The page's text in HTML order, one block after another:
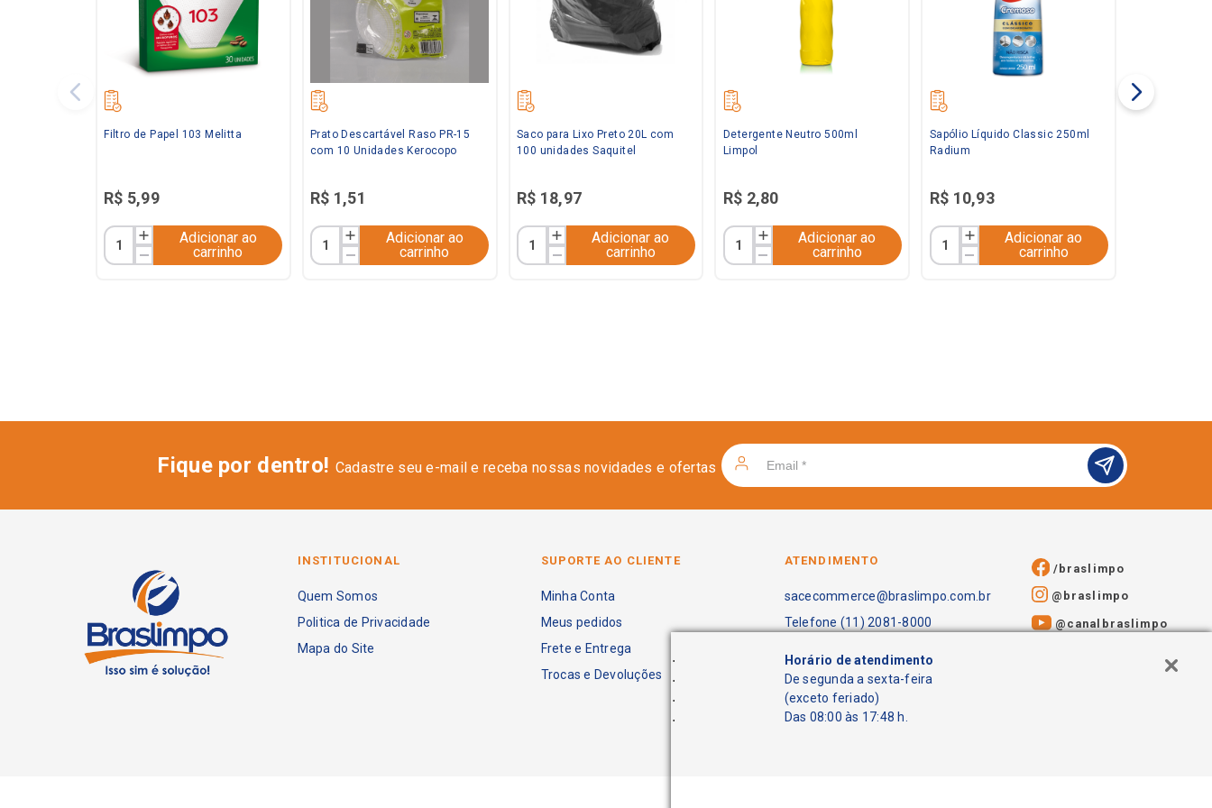
.
.
.
.
Filtro de Papel 103 Melitta
R$ 5,99
Adicionar ao
carrinho
Prato Descartável Raso PR-15
com 10 Unidades Kerocopo
R$ 1,51
Adicionar ao
carrinho
Saco para Lixo Preto 20L com
100 unidades Saquitel
R$ 18,97
Adicionar ao
carrinho
Detergente Neutro 500ml
Limpol
R$ 2,80
Adicionar ao
carrinho
Sapólio Líquido Classic 250ml
Radium
R$ 10,93
Adicionar ao
carrinho
Fique por dentro! Cadastre seu e-mail e receba nossas novidades e ofertas
INSTITUCIONAL
Quem Somos
Politica de Privacidade
Mapa do Site
SUPORTE AO CLIENTE
Minha Conta
Meus pedidos
Frete e Entrega
Trocas e Devoluções
ATENDIMENTO
sacecommerce@braslimpo.com.br
Telefone (11) 2081-8000
Horário de atendimento
De segunda a sexta-feira
(exceto feriado)
Das 08:00 às 17:48 h.
/braslimpo
@braslimpo
@canalbraslimpo​